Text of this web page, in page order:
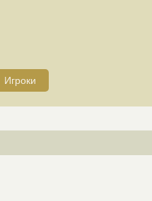
Игроки